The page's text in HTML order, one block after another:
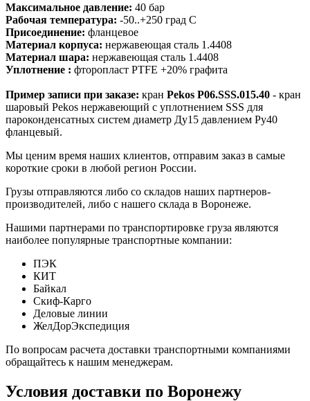
Максимальное давление: 40 бар
Рабочая температура: -50..+250 град С
Присоединение: фланцевое
Материал корпуса: нержавеющая сталь 1.4408
Материал шара: нержавеющая сталь 1.4408
Уплотнение : фторопласт PTFE +20% графита
Пример записи при заказе: кран Pekos P06.SSS.015.40 - кран
шаровый Pekos нержавеющий с уплотнением SSS для
пароконденсатных систем диаметр Ду15 давлением Ру40
фланцевый.
Мы ценим время наших клиентов, отправим заказ в самые
короткие сроки в любой регион России.
Грузы отправляются либо со складов наших партнеров-
производителей, либо с нашего склада в Воронеже.
Нашими партнерами по транспортировке груза являются
наиболее популярные транспортные компании:
ПЭК
КИТ
Байкал
Скиф-Карго
Деловые линии
ЖелДорЭкспедиция
По вопросам расчета доставки транспортными компаниями
обращайтесь к нашим менеджерам.
Условия доставки по Воронежу